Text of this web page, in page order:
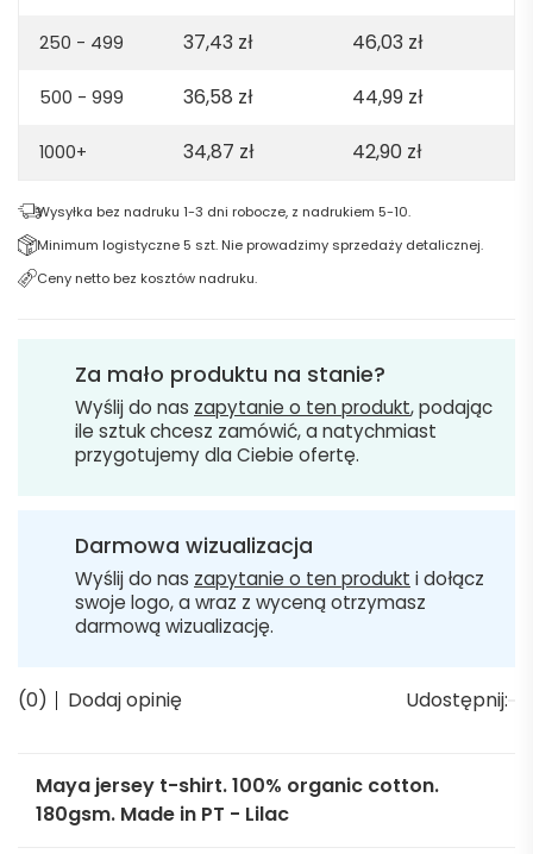
250 - 499 37,43 zł 46,03 zł
500 - 999 36,58 zł 44,99 zł
1000+ 34,87 zł 42,90 zł
Wysyłka bez nadruku 1-3 dni robocze, z nadrukiem 5-10.
Minimum logistyczne 5 szt. Nie prowadzimy sprzedaży detalicznej.
Ceny netto bez kosztów nadruku.
Za mało produktu na stanie?
Wyślij do nas zapytanie o ten produkt, podając
ile sztuk chcesz zamówić, a natychmiast
przygotujemy dla Ciebie ofertę.
Darmowa wizualizacja
Wyślij do nas zapytanie o ten produkt i dołącz
swoje logo, a wraz z wyceną otrzymasz
darmową wizualizację.
(0) Dodaj opinię Udostępnij:
Maya jersey t-shirt. 100% organic cotton.
180gsm. Made in PT - Lilac